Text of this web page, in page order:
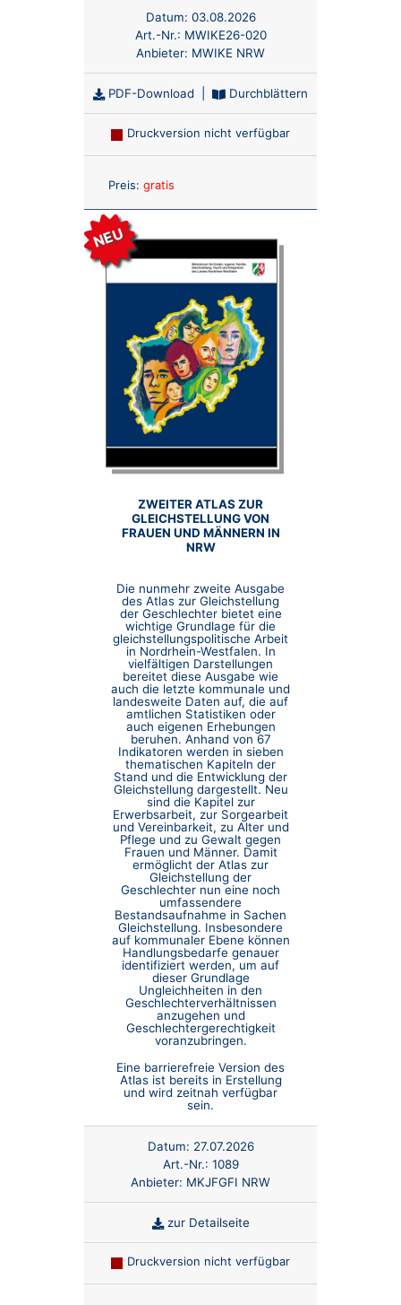
Datum: 03.08.2026
Art.-Nr.: MWIKE26-020
Anbieter: MWIKE NRW
PDF-Download Durchblättern
Druckversion nicht verfügbar
Preis: gratis
NEU
ZWEITER ATLAS ZUR
GLEICHSTELLUNG VON
FRAUEN UND MÄNNERN IN
NRW
Die nunmehr zweite Ausgabe
des Atlas zur Gleichstellung
der Geschlechter bietet eine
wichtige Grundlage für die
gleichstellungspolitische Arbeit
in Nordrhein-Westfalen. In
vielfältigen Darstellungen
bereitet diese Ausgabe wie
auch die letzte kommunale und
landesweite Daten auf, die auf
amtlichen Statistiken oder
auch eigenen Erhebungen
beruhen. Anhand von 67
Indikatoren werden in sieben
thematischen Kapiteln der
Stand und die Entwicklung der
Gleichstellung dargestellt. Neu
sind die Kapitel zur
Erwerbsarbeit, zur Sorgearbeit
und Vereinbarkeit, zu Alter und
Pflege und zu Gewalt gegen
Frauen und Männer. Damit
ermöglicht der Atlas zur
Gleichstellung der
Geschlechter nun eine noch
umfassendere
Bestandsaufnahme in Sachen
Gleichstellung. Insbesondere
auf kommunaler Ebene können
Handlungsbedarfe genauer
identifiziert werden, um auf
dieser Grundlage
Ungleichheiten in den
Geschlechterverhältnissen
anzugehen und
Geschlechtergerechtigkeit
voranzubringen.
Eine barrierefreie Version des
Atlas ist bereits in Erstellung
und wird zeitnah verfügbar
sein.
Datum: 27.07.2026
Art.-Nr.: 1089
Anbieter: MKJFGFI NRW
zur Detailseite
Druckversion nicht verfügbar